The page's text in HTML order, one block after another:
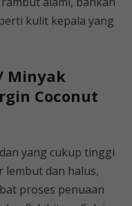
kulit kepala yang
Minyak
Coconut
yang cukup tinggi
lembut dan halus,
proses penuaan